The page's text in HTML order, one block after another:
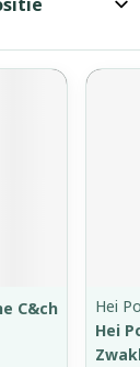
op:
C&ch
Hei
Hei